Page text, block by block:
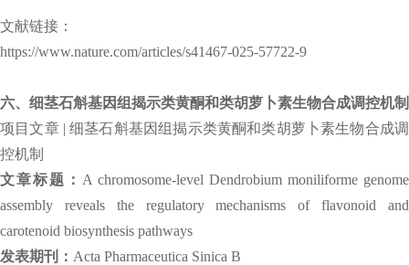
文献链接：
https://www.nature.com/articles/s41467-025-57722-9
六、细茎石斛基因组揭示类黄酮和类胡萝卜素生物合成调控机制
项目文章 | 细茎石斛基因组揭示类黄酮和类胡萝卜素生物合成调
控机制
文章标题： A chromosome-level Dendrobium moniliforme genome
assembly reveals the regulatory mechanisms of flavonoid and
carotenoid biosynthesis pathways
发表期刊： Acta Pharmaceutica Sinica B